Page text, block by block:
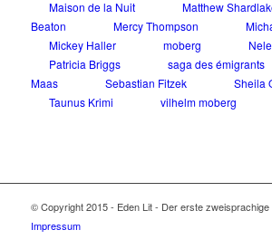
Maison de la Nuit
Matthew
Beaton
Mercy Thompson
Mickey Haller
moberg
Patricia Briggs
saga des émigrants
Maas
Sebastian Fitzek
Sheila
Taunus Krimi
vilhelm moberg
© Copyright 2015 - Eden Lit - Der erste zweisprachige
Impressum